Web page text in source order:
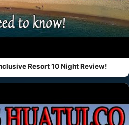
Resort 10 Night Review!